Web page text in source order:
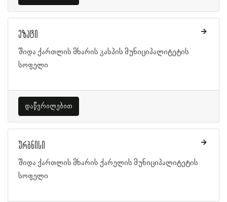
ეზატი
შიდა ქართლის მხარის კასპის მუნიციპალიტეტის
სოფელი
დაწვრილებით
ურბნისი
შიდა ქართლის მხარის ქარელის მუნიციპალიტეტის
სოფელი